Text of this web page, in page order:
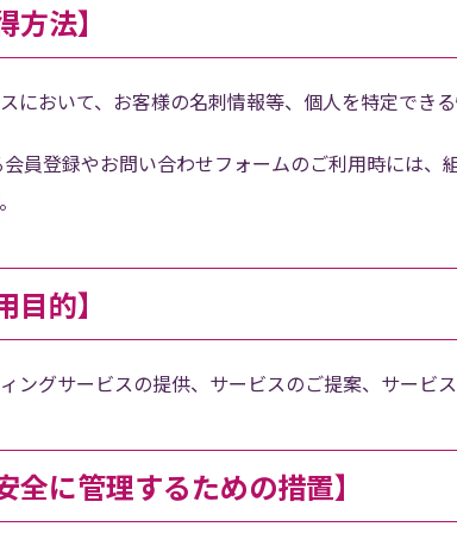
方法】
において、お客様の名刺情報等、個人を特定でき
員登録やお問い合わせフォームのご利用時には
目的】
ングサービスの提供、サービスのご提案、サービ
全に管理するための措置】